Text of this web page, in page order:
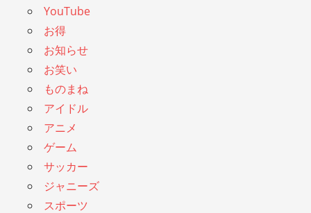
YouTube
お得
お知らせ
お笑い
ものまね
アイドル
アニメ
ゲーム
サッカー
ジャニーズ
スポーツ